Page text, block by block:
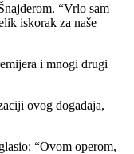
“Vrlo sam
iskorak za naše
i mnogi drugi
ovog događaja,
“Ovom operom,